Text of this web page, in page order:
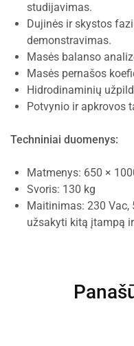
studijavimas.
Dujinės ir skystos
demonstravimas.
Masės balanso
Masės pernašos
Hidrodinaminių
Potvynio ir apkrovos
Techniniai duomenys:
Matmenys: 650 ×
Svoris: 130 kg
Maitinimas: 230 Vac,
užsakyti kitą įtampą